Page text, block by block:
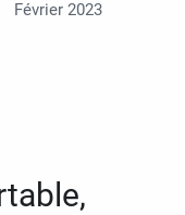
Février 2023